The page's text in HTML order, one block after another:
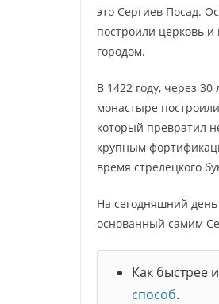
это Сергиев Посад.
построили церковь
городом.
В 1422 году, через
монастыре
который превратил
крупным
время стрелецкого
На сегодняшний
основанный самим
Как быстрее
способ.